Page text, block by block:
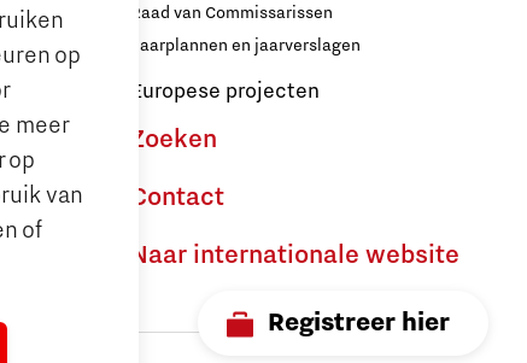
op
meer
op
van
of
Raad van Commissarissen
Jaarplannen en jaarverslagen
Europese projecten
Zoeken
Contact
Naar internationale website
Registreer hier